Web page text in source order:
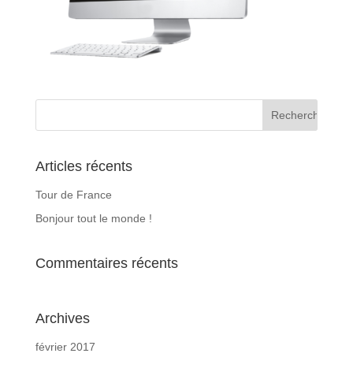
Articles récents
Tour de France
Bonjour tout le monde !
Commentaires récents
Archives
février 2017